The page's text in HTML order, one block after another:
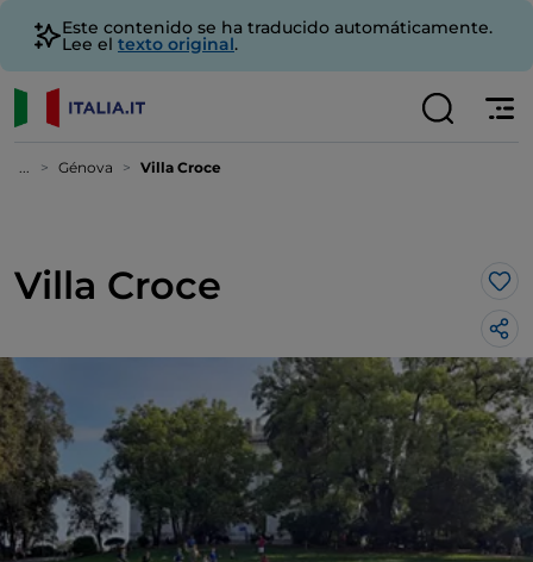
Este contenido se ha traducido automáticamente.
Lee el texto original.
... Génova Villa Croce
Villa Croce Me